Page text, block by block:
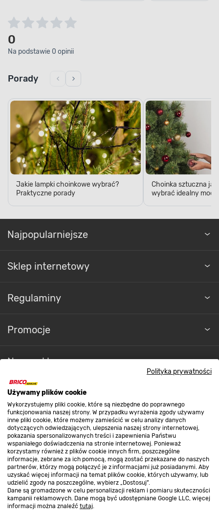
Polityka prywatności
Używamy plików cookie
Wykorzystujemy pliki cookie, które są niezbędne do poprawnego
funkcjonowania naszej strony. W przypadku wyrażenia zgody używamy
inne pliki cookie, które możemy zamieścić w celu analizy danych
dotyczących odwiedzających, ulepszenia naszej strony internetowej,
pokazania spersonalizowanych treści i zapewnienia Państwu
wspaniałego doświadczenia na stronie internetowej. Ponieważ
korzystamy również z plików cookie innych firm, poszczególne
informacje, zebrane za ich pomocą, mogą zostać przekazane do naszych
partnerów, którzy mogą połączyć je z informacjami już posiadanymi. Aby
uzyskać więcej informacji na temat plików cookie, których używamy, lub
udzielić zgody na poszczególne, wybierz „Dostosuj”.
Dane są gromadzone w celu personalizacji reklam i pomiaru skuteczności
kampanii reklamowych. Dane mogą być udostępniane Google LLC, więcej
informacji można znaleźć tutaj.
0
Na podstawie 0 opinii
Porady
Jakie lampki choinkowe wybrać?
Praktyczne porady
Choinka sztuczna
wybrać idealny
Najpopularniejsze
Sklep internetowy
Regulaminy
Promocje
Nasze sklepy
O nas
Kontakt do sklepu
Strefa biznesu
Dołącz do nas